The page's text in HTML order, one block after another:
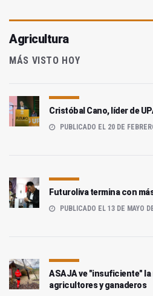
Agricultura
MÁS VISTO HOY
Cristóbal Cano, líder de
PUBLICADO EL 20 DE
Futuroliva termina con
PUBLICADO EL 13 DE MAYO
ASAJA ve "insuficiente" la
agricultores y ganaderos